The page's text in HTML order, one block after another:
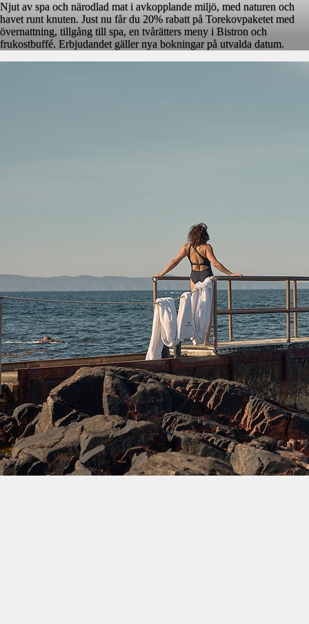
Njut av spa och närodlad mat i avkopplande miljö, med naturen och
havet runt knuten. Just nu får du 20% rabatt på Torekovpaketet med
övernattning, tillgång till spa, en tvårätters meny i Bistron och
frukostbuffé. Erbjudandet gäller nya bokningar på utvalda datum.